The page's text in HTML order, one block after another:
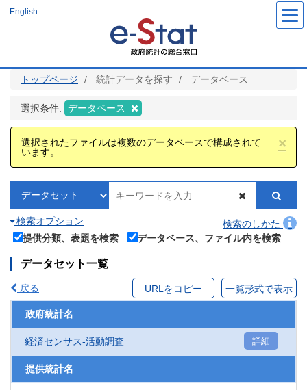
ツ
English
トップページ 統計データを探す データベース
選択条件: データベース
×
選択されたファイルは複数のデータベースで構成されて
います。
検索オプション
検索のしかた
提供分類、表題を検索
データベース、ファイル内を検索
データセット一覧
戻る URLをコピー 一覧形式で表示
政府統計名
経済センサス‐活動調査 詳細
提供統計名